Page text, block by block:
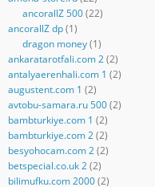
ancorallZ 500(22)
ancorallZ dp(1)
dragon money(1)
ankaratarotfali.com 2(2)
antalyaerenhali.com 1 (2)
augustent.com 1 (2)
avtobu-samara.ru 500(2)
bambturkiye.com 1 (2)
bambturkiye.com 2(2)
besyohocam.com 2(2)
betspecial.co.uk 2(2)
bilimufku.com 2000(2)